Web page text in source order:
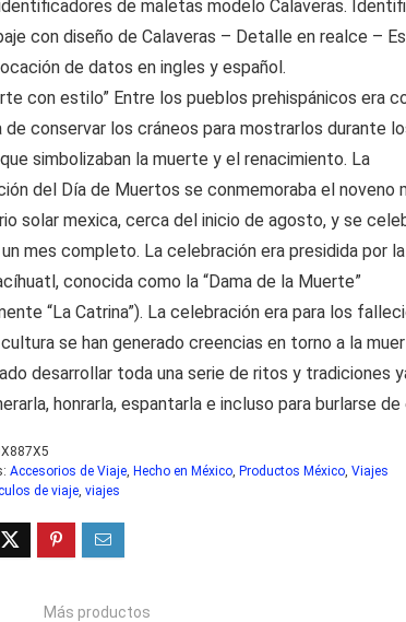
de maletas modelo Calaveras.
con diseño de Calaveras – Detalle en realce –
de datos en ingles y español.
con estilo” Entre los pueblos prehispánicos era
conservar los cráneos para mostrarlos durante
simbolizaban la muerte y el renacimiento. La
del Día de Muertos se conmemoraba el noveno
solar mexica, cerca del inicio de agosto, y se
mes completo. La celebración era presidida por
conocida como la “Dama de la Muerte”
“La Catrina”). La celebración era para los
se han generado creencias en torno a la
desarrollar toda una serie de ritos y tradiciones
honrarla, espantarla e incluso para burlarse de
Accesorios de Viaje, Hecho en México, Productos México, Viajes
de viaje, viajes
Más productos